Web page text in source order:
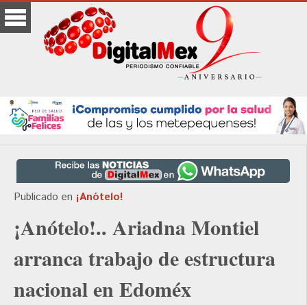
Publicado en ¡Anótelo!
¡Anótelo!.. Ariadna Montiel
arranca trabajo de estructura
nacional en Edoméx